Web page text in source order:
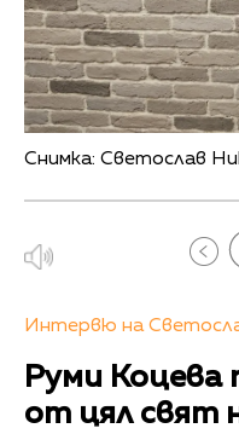
Снимка: Светослав
Интервю на
Руми Коцева
от цял свят